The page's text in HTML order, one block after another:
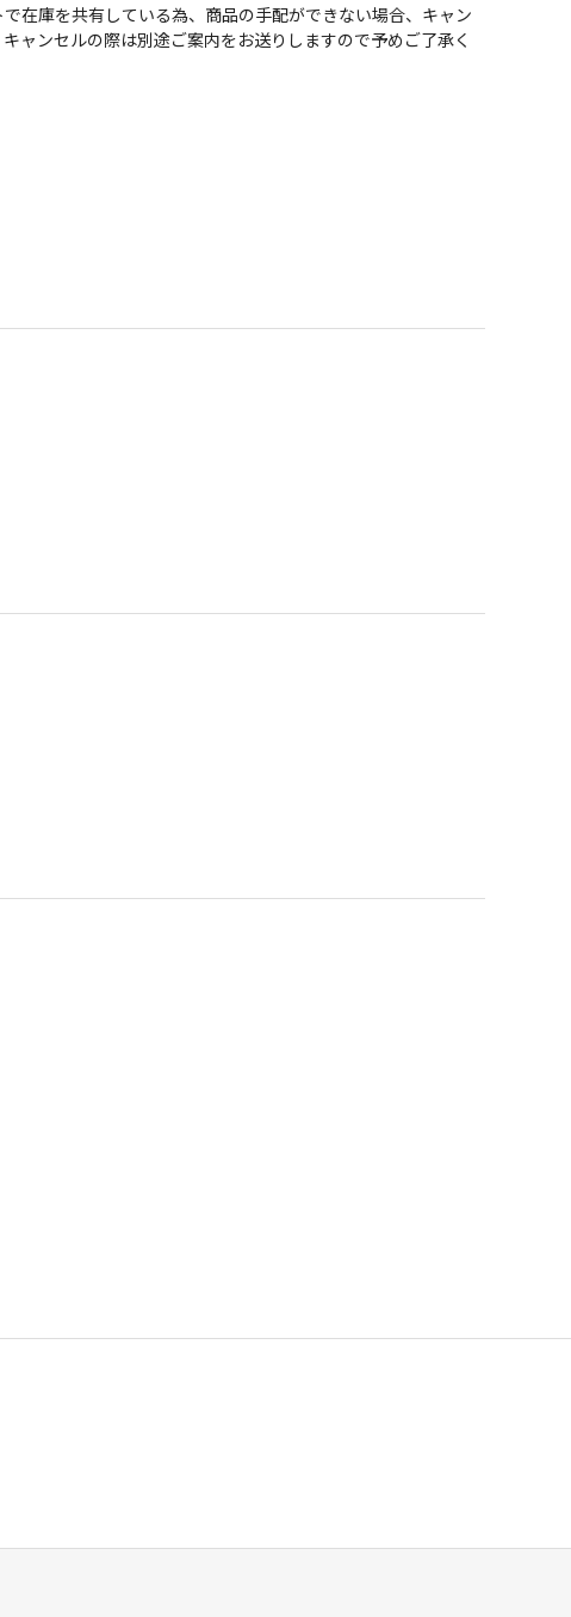
在庫を共有している為、商品の手配ができない場合、キャン
ャンセルの際は別途ご案内をお送りしますので予めご了承く